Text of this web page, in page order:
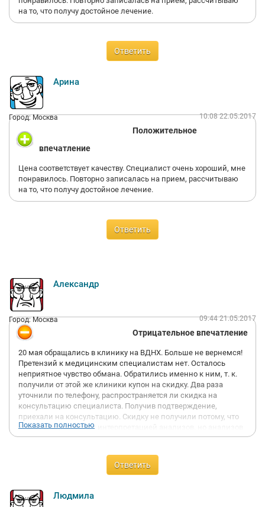
на то, что получу достойное лечение.
Ответить
Арина
Город: Москва 10:08 22.05.2017
Положительное
впечатление
Цена соответствует качеству. Специалист очень хороший, мне
понравилось. Повторно записалась на прием, рассчитываю
на то, что получу достойное лечение.
Ответить
Александр
Город: Москва 09:44 21.05.2017
Отрицательное впечатление
20 мая обращались в клинику на ВДНХ. Больше не вернемся!
Претензий к медицинским специалистам нет. Осталось
неприятное чувство обмана. Обратились именно к ним, т. к.
получили от этой же клиники купон на скидку. Два раза
уточнили по телефону, распространяется ли скидка на
консультацию специалиста. Получив подтверждение,
приехали на консультацию. Скидку не получили потому, что
консультация была с интерпретацией анализов, но анализов
как таковых не было. Было заключение УЗИ, по которому
консультацию, сделав УЗИ. При этом на оплате в кассу не
дали талона с перечнем услуг, которые должна оплатить. Мне
скидки, там 4500 (!) вышло. Начали выяснять в чем развод,
оказалось, что скидка не действует + ненужные УЗИ + за
Показать полностью
Ответить
Людмила